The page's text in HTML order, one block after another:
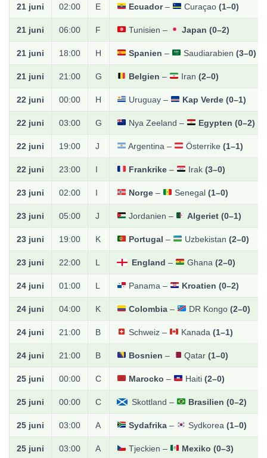
21 juni 02:00 E Ecuador– Curaçao (1–0)
21 juni 06:00 F Tunisien – Japan (0–2)
21 juni 18:00 H Spanien – Saudiarabien (3–0)
21 juni 21:00 G Belgien – Iran (2–0)
22 juni 00:00 H Uruguay – Kap Verde (0–1)
22 juni 03:00 G Nya Zeeland – Egypten (0–2)
22 juni 19:00 J Argentina – Österrike (1–1)
22 juni 23:00 I Frankrike– Irak (3–0)
23 juni 02:00 I Norge– Senegal (1–0)
23 juni 05:00 J Jordanien – Algeriet (0–1)
23 juni 19:00 K Portugal – Uzbekistan (2–0)
23 juni 22:00 L England – Ghana(2–0)
24 juni 01:00 L Panama – Kroatien (0–2)
24 juni 04:00 K Colombia– DR Kongo (2–0)
24 juni 21:00 B Schweiz – Kanada (1–1)
24 juni 21:00 B Bosnien – Qatar (1–0)
25 juni 00:00 C Marocko – Haiti (2–0)
25 juni 00:00 C Skottland – Brasilien (0–2)
25 juni 03:00 A Sydafrika– Sydkorea (1–0)
25 juni 03:00 A Tjeckien – Mexiko (0–3)